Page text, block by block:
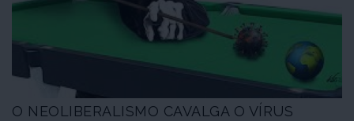
O NEOLIBERALISMO CAVALGA O VÍRUS